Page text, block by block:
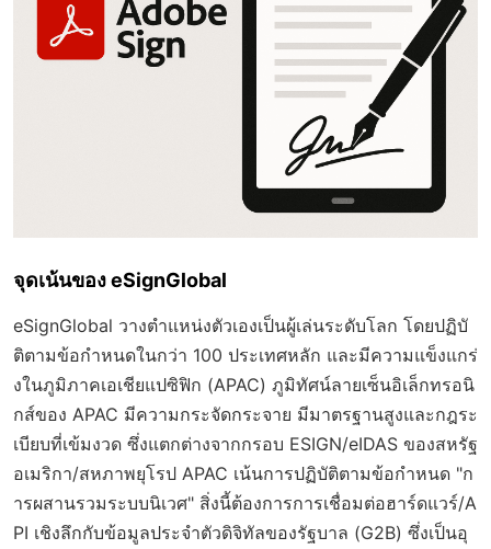
จุดเน้นของ eSignGlobal
eSignGlobal วางตำแหน่งตัวเองเป็นผู้เล่นระดับโลก โดยปฏิบั
ติตามข้อกำหนดในกว่า 100 ประเทศหลัก และมีความแข็งแกร่
งในภูมิภาคเอเชียแปซิฟิก (APAC) ภูมิทัศน์ลายเซ็นอิเล็กทรอนิ
กส์ของ APAC มีความกระจัดกระจาย มีมาตรฐานสูงและกฎระ
เบียบที่เข้มงวด ซึ่งแตกต่างจากกรอบ ESIGN/eIDAS ของสหรัฐ
อเมริกา/สหภาพยุโรป APAC เน้นการปฏิบัติตามข้อกำหนด "ก
ารผสานรวมระบบนิเวศ" สิ่งนี้ต้องการการเชื่อมต่อฮาร์ดแวร์/A
PI เชิงลึกกับข้อมูลประจำตัวดิจิทัลของรัฐบาล (G2B) ซึ่งเป็นอุ